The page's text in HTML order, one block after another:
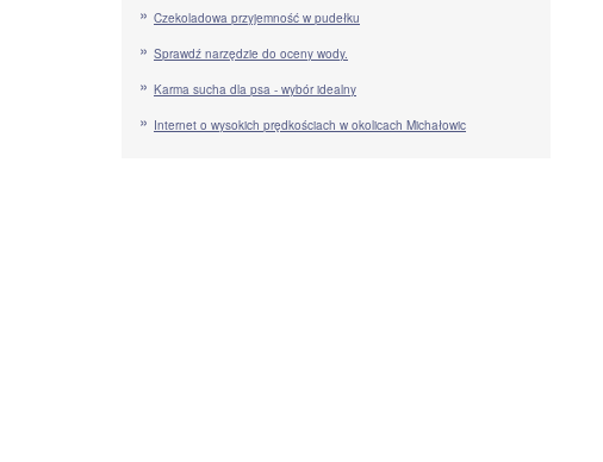
Czekoladowa przyjemność w pudełku
Sprawdź narzędzie do oceny wody.
Karma sucha dla psa - wybór idealny
Internet o wysokich prędkościach w okolicach Michałowic